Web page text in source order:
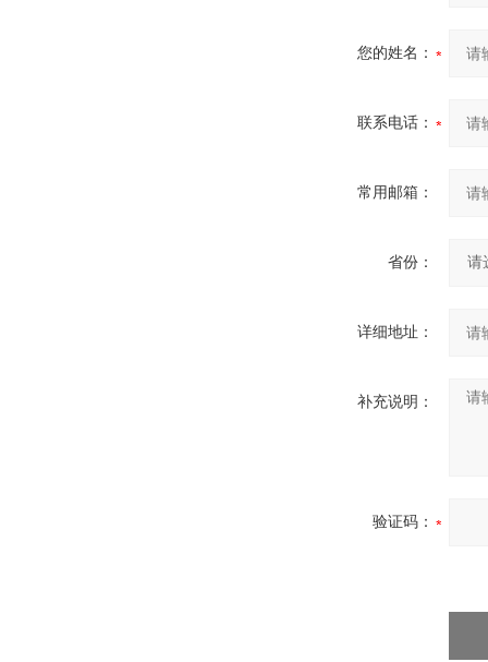
您的姓名：
联系电话：
常用邮箱：
省份：
详细地址：
补充说明：
验证码：